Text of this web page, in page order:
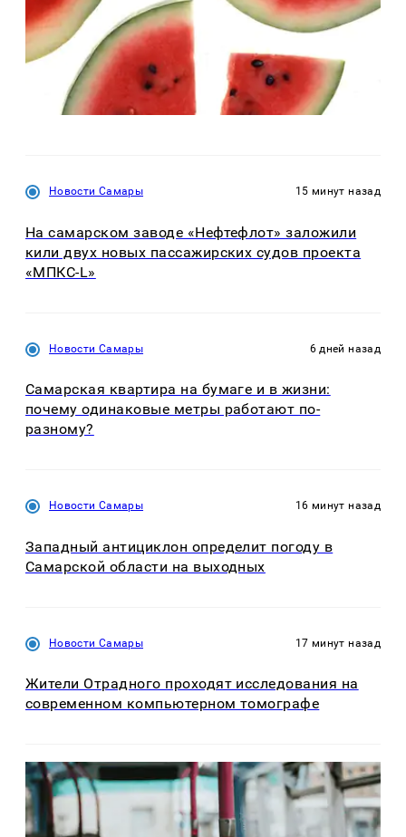
Новости Самары 15 минут назад
На самарском заводе «Нефтефлот» заложили
кили двух новых пассажирских судов проекта
«МПКС-L»
Новости Самары 6 дней назад
Самарская квартира на бумаге и в жизни:
почему одинаковые метры работают по-
разному?
Новости Самары 16 минут назад
Западный антициклон определит погоду в
Самарской области на выходных
Новости Самары 17 минут назад
Жители Отрадного проходят исследования на
современном компьютерном томографе